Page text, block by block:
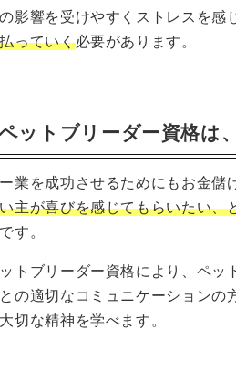
影響を受けやすくストレスを
っていく必要があります。
ットブリーダー資格は
業を成功させるためにもお金儲
主が喜びを感じてもらいたい
です。
トブリーダー資格により、ペ
の適切なコミュニケーションの
切な精神を学べます。